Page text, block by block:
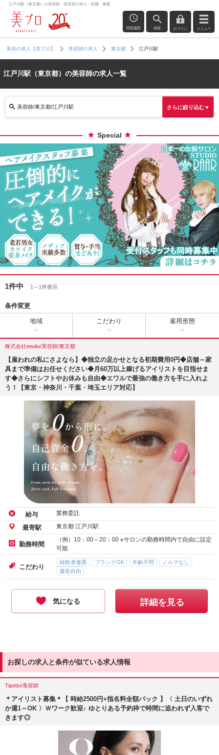
江戸川駅（東京都）の美容師・美容室の求人・転職・募集
閲覧履歴 検索 ログイン メニュー
美容の求人【美プロ】 美容師の求人 東京都 江戸川駅
江戸川駅（東京都）の美容師の求人一覧
美容師/東京都/江戸川駅 さらに絞り込む▼
Special
1件中 1～1件表示
条件変更
地域 こだわり 雇用形態
株式会社ewalu/美容師/東京都
【雇われの私にさよなら】◆独立の足かせとなる初期費用0円◆店舗～家
具まで準備はお任せください◆月60万以上稼げるアイリストを目指せま
す◆さらにシフトやお休みも自由◆エワルで最強の働き方を手に入れよ
う！【東京・神奈川・千葉・埼玉エリア対応】
給与 業務委託
最寄駅 東京都 江戸川駅
勤務時間
（例）10：00～20：00 ※サロンの勤務時間内で自由に設定
可能
こだわり
経験者優遇 ブランクOK 年齢不問
ノルマなし
服装自由
気になる 詳細を見る
お探しの求人と条件が似ている求人情報
Tipetto/美容師
＊アイリスト募集＊【 時給2500円+指名料全額バック 】〈 土日のいずれ
か週1～OK 〉Ｗワーク歓迎♪ ゆとりある予約枠で時間に追われず入客で
きます◎